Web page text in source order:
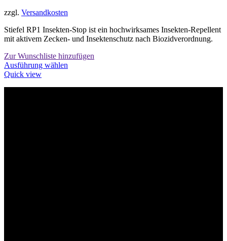
zzgl. Versandkosten
Stiefel RP1 Insekten-Stop ist ein hochwirksames Insekten-Repellent
mit aktivem Zecken- und Insektenschutz nach Biozidverordnung.
Zur Wunschliste hinzufügen
Ausführung wählen
Quick view